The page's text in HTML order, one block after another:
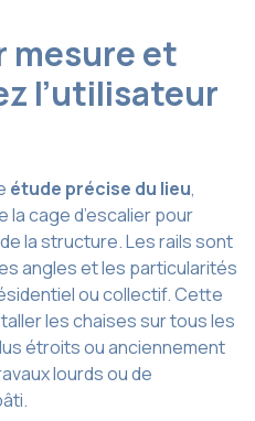
mesure et
l’utilisateur
étude précise du lieu,
la cage d’escalier pour
la structure. Les rails sont
angles et les particularités
ou collectif. Cette
les chaises sur tous les
étroits ou anciennement
lourds ou de